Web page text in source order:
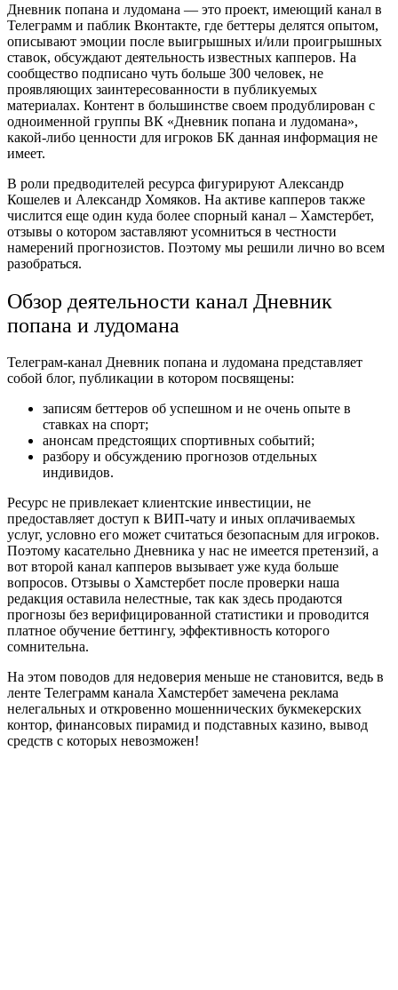
Дневник попана и лудомана — это проект, имеющий канал в
Телеграмм и паблик Вконтакте, где беттеры делятся опытом,
описывают эмоции после выигрышных и/или проигрышных
ставок, обсуждают деятельность известных капперов. На
сообщество подписано чуть больше 300 человек, не
проявляющих заинтересованности в публикуемых
материалах. Контент в большинстве своем продублирован с
одноименной группы ВК «Дневник попана и лудомана»,
какой-либо ценности для игроков БК данная информация не
имеет.
В роли предводителей ресурса фигурируют Александр
Кошелев и Александр Хомяков. На активе капперов также
числится еще один куда более спорный канал – Хамстербет,
отзывы о котором заставляют усомниться в честности
намерений прогнозистов. Поэтому мы решили лично во всем
разобраться.
Обзор деятельности канал Дневник
попана и лудомана
Телеграм-канал Дневник попана и лудомана представляет
собой блог, публикации в котором посвящены:
записям беттеров об успешном и не очень опыте в
ставках на спорт;
анонсам предстоящих спортивных событий;
разбору и обсуждению прогнозов отдельных
индивидов.
Ресурс не привлекает клиентские инвестиции, не
предоставляет доступ к ВИП-чату и иных оплачиваемых
услуг, условно его может считаться безопасным для игроков.
Поэтому касательно Дневника у нас не имеется претензий, а
вот второй канал капперов вызывает уже куда больше
вопросов. Отзывы о Хамстербет после проверки наша
редакция оставила нелестные, так как здесь продаются
прогнозы без верифицированной статистики и проводится
платное обучение беттингу, эффективность которого
сомнительна.
На этом поводов для недоверия меньше не становится, ведь в
ленте Телеграмм канала Хамстербет замечена реклама
нелегальных и откровенно мошеннических букмекерских
контор, финансовых пирамид и подставных казино, вывод
средств с которых невозможен!